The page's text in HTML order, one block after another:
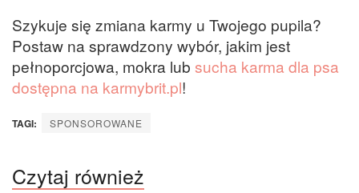
Szykuje się zmiana karmy u Twojego pupila?
Postaw na sprawdzony wybór, jakim jest
pełnoporcjowa, mokra lub sucha karma dla psa
dostępna na karmybrit.pl!
TAGI: SPONSOROWANE
Czytaj również